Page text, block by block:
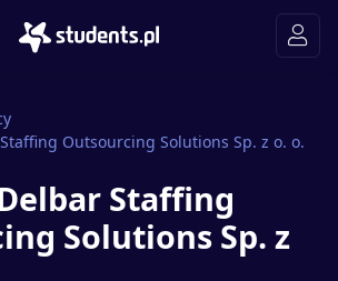
Outsourcing Solutions Sp. z o. o.
Staffing
Solutions Sp. z